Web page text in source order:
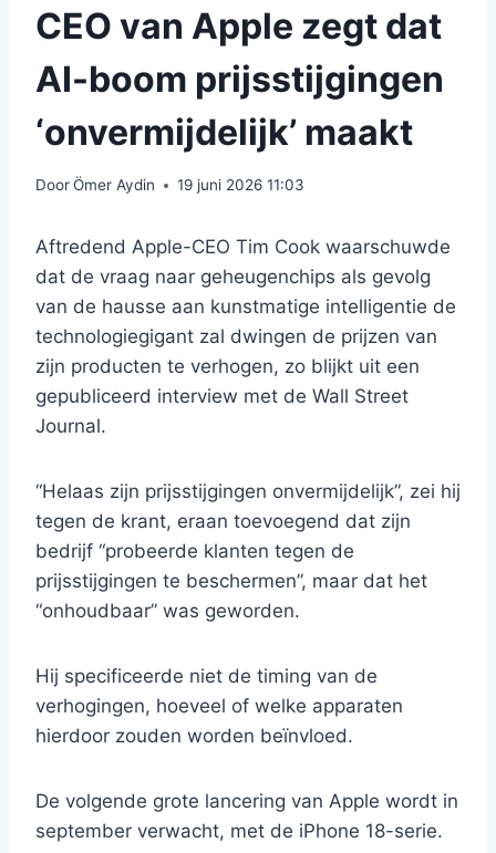
CEO van Apple zegt dat
AI-boom prijsstijgingen
‘onvermijdelijk’ maakt
DoorÖmer Aydin 19 juni 2026 11:03
Aftredend Apple-CEO Tim Cook waarschuwde
dat de vraag naar geheugenchips als gevolg
van de hausse aan kunstmatige intelligentie de
technologiegigant zal dwingen de prijzen van
zijn producten te verhogen, zo blijkt uit een
gepubliceerd interview met de Wall Street
Journal.
“Helaas zijn prijsstijgingen onvermijdelijk”, zei hij
tegen de krant, eraan toevoegend dat zijn
bedrijf “probeerde klanten tegen de
prijsstijgingen te beschermen”, maar dat het
“onhoudbaar” was geworden.
Hij specificeerde niet de timing van de
verhogingen, hoeveel of welke apparaten
hierdoor zouden worden beïnvloed.
De volgende grote lancering van Apple wordt in
september verwacht, met de iPhone 18-serie.